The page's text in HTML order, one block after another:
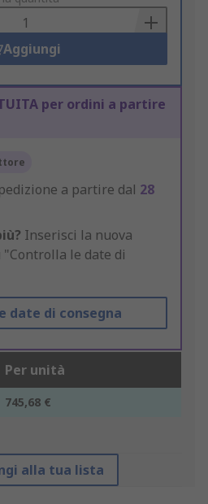
Aggiungi
per ordini a partire
a partire dal 28
Inserisci la nuova
le date di
date di consegna
Per unità
745,68 €
alla tua lista